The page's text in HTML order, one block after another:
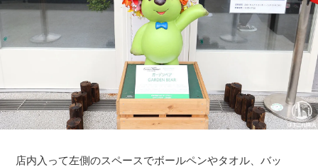
店内入って左側のスペースでボールペンやタオル、バッ